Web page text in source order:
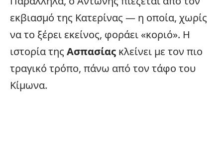
εκβιασμό της Κατερίνας — η οποία, χωρίς
να το ξέρει εκείνος, φοράει «κοριό». Η
ιστορία της Ασπασίας κλείνει με τον πιο
τραγικό τρόπο, πάνω από τον τάφο του
Κίμωνα.